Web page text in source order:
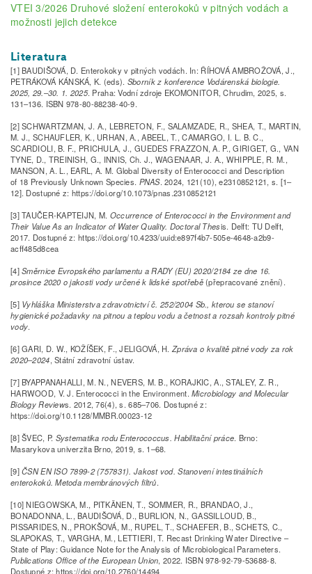
VTEI 3/2026 Druhové složení enterokoků v pitných vodách a
možnosti jejich detekce
Literatura
[1] BAUDIŠOVÁ, D. Enterokoky v pitných vodách. In: ŘÍHOVÁ AMBROŽOVÁ, J.,
PETRÁKOVÁ KÁNSKÁ, K. (eds). Sborník z konference Vodárenská biologie.
2025, 29.–30. 1. 2025. Praha: Vodní zdroje EKOMONITOR, Chrudim, 2025, s.
131–136. ISBN 978-80-88238-40-9.
[2] SCHWARTZMAN, J. A., LEBRETON, F., SALAMZADE, R., SHEA, T., MARTIN,
M. J., SCHAUFLER, K., URHAN, A., ABEEL, T., CAMARGO, I. L. B. C.,
SCARDIOLI, B. F., PRICHULA, J., GUEDES FRAZZON, A. P., GIRIGET, G., VAN
TYNE, D., TREINISH, G., INNIS, Ch. J., WAGENAAR, J. A., WHIPPLE, R. M.,
MANSON, A. L., EARL, A. M. Global Diversity of Enterococci and Description
of 18 Previously Unknown Species. PNAS. 2024, 121(10), e2310852121, s. [1–
12]. Dostupné z: https://doi.org/10.1073/pnas.2310852121
[3] TAUČER-KAPTEIJN, M. Occurrence of Enterococci in the Environment and
Their Value As an Indicator of Water Quality. Doctoral Thesis. Delft: TU Delft,
2017. Dostupné z: https://doi.org/10.4233/uuid:e897f4b7-505e-4648-a2b9-
acff485d8cea
[4]Směrnice Evropského parlamentu a RADY (EU) 2020/2184 ze dne 16.
prosince 2020 o jakosti vody určené k lidské spotřebě(přepracované znění).
[5] Vyhláška Ministerstva zdravotnictví č. 252/2004 Sb., kterou se stanoví
hygienické požadavky na pitnou a teplou vodu a četnost a rozsah kontroly pitné
vody.
[6] GARI, D. W., KOŽÍŠEK, F., JELIGOVÁ, H.Zpráva o kvalitě pitné vody za rok
2020–2024, Státní zdravotní ústav.
[7] BYAPPANAHALLI, M. N., NEVERS, M. B., KORAJKIC, A., STALEY, Z. R.,
HARWOOD, V. J. Enterococci in the Environment.Microbiology and Molecular
Biology Reviews. 2012, 76(4), s. 685–706. Dostupné z:
https://doi.org/10.1128/MMBR.00023-12
[8] ŠVEC, P. Systematika rodu Enterococcus. Habilitační práce. Brno:
Masarykova univerzita Brno, 2019, s. 1–68.
[9]ČSN EN ISO 7899-2 (757831). Jakost vod. Stanovení intestinálních
enterokoků. Metoda membránových filtrů.
[10] NIEGOWSKA, M., PITKÄNEN, T., SOMMER, R., BRANDAO, J.,
BONADONNA, L., BAUDIŠOVÁ, D., BURLION, N., GASSILLOUD, B.,
PISSARIDES, N., PROKŠOVÁ, M., RUPEL, T., SCHAEFER, B., SCHETS, C.,
SLAPOKAS, T., VARGHA, M., LETTIERI, T. Recast Drinking Water Directive –
State of Play: Guidance Note for the Analysis of Microbiological Parameters.
Publications Office of the European Union, 2022. ISBN 978-92-79-53688-8.
Dostupné z: https://doi.org/10.2760/14494